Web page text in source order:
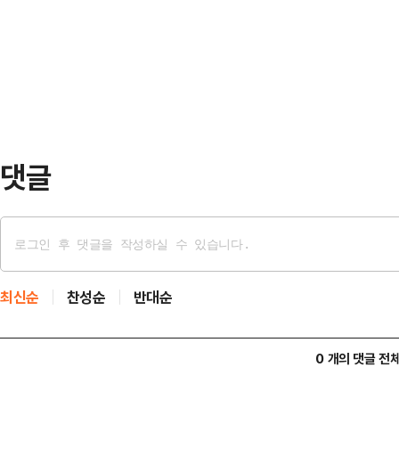
댓글
최신순 찬성순 반대순
0 개의 댓글 전